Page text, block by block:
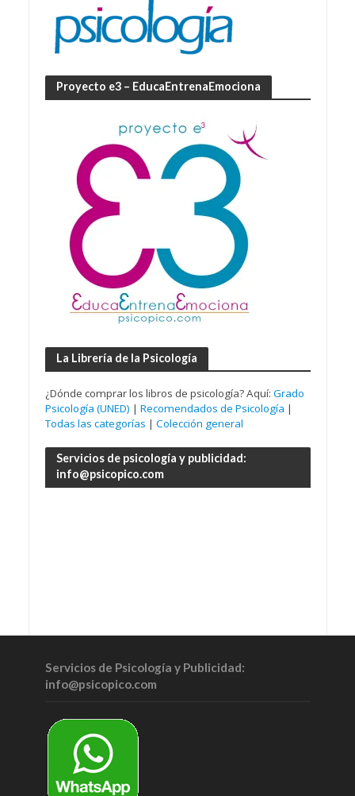
Proyecto e3 – EducaEntrenaEmociona
La Librería de la Psicología
¿Dónde comprar los libros de psicología? Aquí: Grado
Psicología (UNED) | Recomendados de Psicología |
Todas las categorías | Colección general
Servicios de psicología y publicidad:
info@psicopico.com
Servicios de Psicología y Publicidad:
info@psicopico.com